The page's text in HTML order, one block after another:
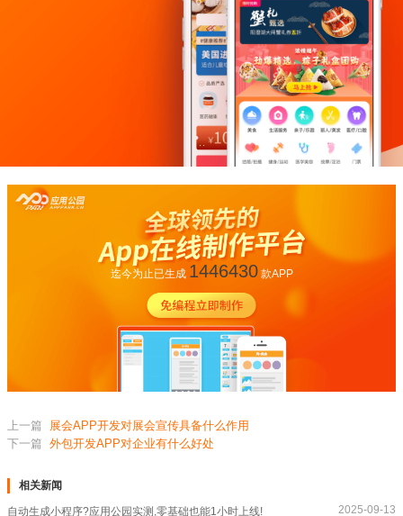
迄今为止已生成 1446430款APP
上一篇
展会APP开发对展会宣传具备什么作用
下一篇 外包开发APP对企业有什么好处
相关新闻
自动生成小程序?应用公园实测,零基础也能1小时上线! 2025-09-13